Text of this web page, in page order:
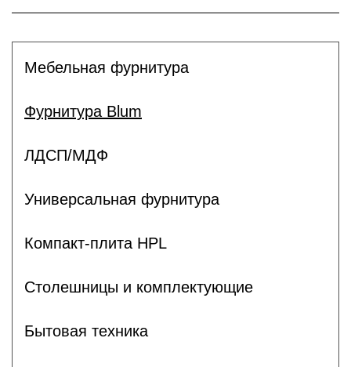
Мебельная фурнитура
Фурнитура Blum
ЛДСП/МДФ
Универсальная фурнитура
Компакт-плита HPL
Столешницы и комплектующие
Бытовая техника